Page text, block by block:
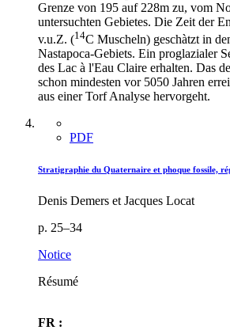
Grenze von 195 auf 228m zu, vom
untersuchten Gebietes. Die Zeit der
v.u.Z. (14C Muscheln) geschàtzt in
Nastapoca-Gebiets. Ein proglazialer
des Lac à l'Eau Claire erhalten. Das
schon mindesten vor 5050 Jahren
aus einer Torf Analyse hervorgeht.
PDF
Stratigraphie du Quaternaire et phoque fossile,
Denis Demers et Jacques Locat
p. 25–34
Notice
Résumé
FR :